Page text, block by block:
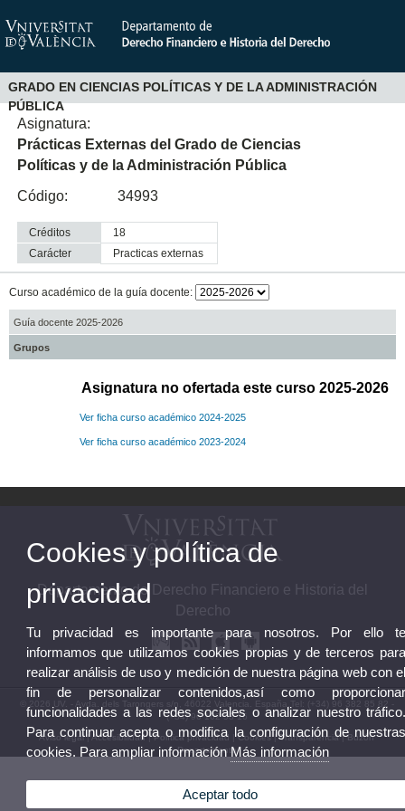
GRADO EN CIENCIAS POLÍTICAS Y DE LA ADMINISTRACIÓN
PÚBLICA
Asignatura:
Prácticas Externas del Grado de Ciencias
Políticas y de la Administración Pública
Código:
34993
Créditos
18
Carácter
practicas externas
Curso académico de la guía docente:
Guía docente 2025-2026
Grupos
Asignatura no ofertada este curso 2025-2026
Ver ficha curso académico 2024-2025
Ver ficha curso académico 2023-2024
Departamento de Derecho Financiero e Historia del
Derecho
© 2026 UV. - Avda. dels Tarongers s/n, 46022 Valencia. España.Tel: (+34) 96 382 85 82 -
(+34) 96 162 53 16
Aviso legal|Accesibilidad|Política privacidad |Cookies|Transparencia|Buzón
Departamento
Cookies y política de
privacidad
Tu privacidad es importante para nosotros. Por ello
informamos que utilizamos cookies propias y de terceros
realizar análisis de uso y medición de nuestra página web con
fin de personalizar contenidos,así como
funcionalidades a las redes sociales o analizar nuestro
Para continuar acepta o modifica la configuración de
cookies. Para ampliar informaciónMás información
Aceptar todo